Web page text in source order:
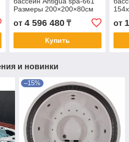
Размеры 200×200×80см
от 4 596 480₸
Купить
от
и новинки
–15%